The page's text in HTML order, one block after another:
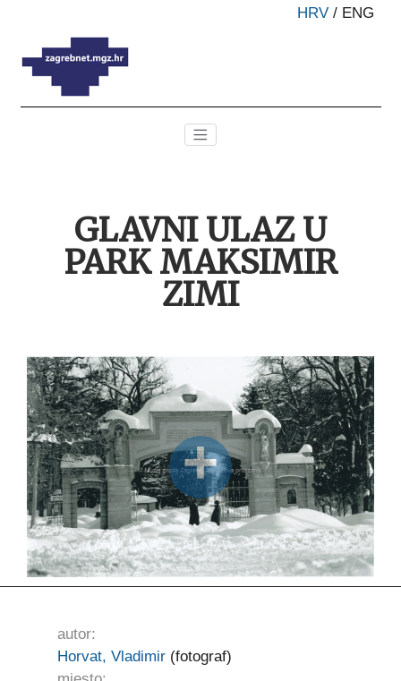
HRV / ENG
GLAVNI ULAZ U
PARK MAKSIMIR
ZIMI
autor:
Horvat, Vladimir(fotograf)